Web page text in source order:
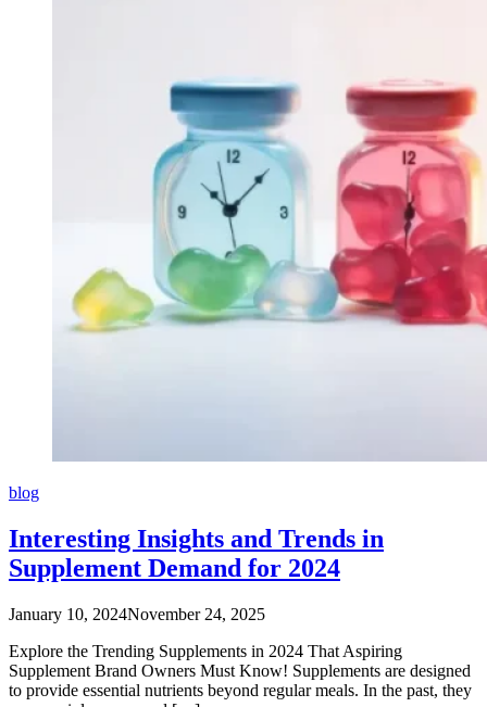
blog
Interesting Insights and Trends in
Supplement Demand for 2024
January 10, 2024November 24, 2025
Explore the Trending Supplements in 2024 That Aspiring
Supplement Brand Owners Must Know! Supplements are designed
to provide essential nutrients beyond regular meals. In the past, they